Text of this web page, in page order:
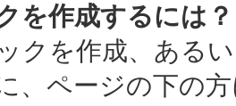
を作成するには？
クを作成、ある
、ページの下の